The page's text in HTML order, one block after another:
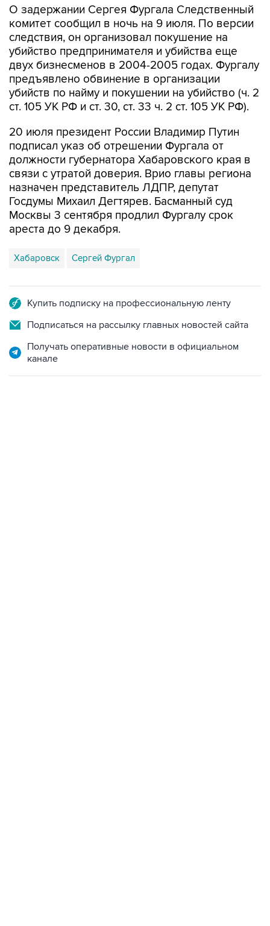
О задержании Сергея Фургала Следственный
комитет сообщил в ночь на 9 июля. По версии
следствия, он организовал покушение на
убийство предпринимателя и убийства еще
двух бизнесменов в 2004-2005 годах. Фургалу
предъявлено обвинение в организации
убийств по найму и покушении на убийство (ч. 2
ст. 105 УК РФ и ст. 30, ст. 33 ч. 2 ст. 105 УК РФ).
20 июля президент России Владимир Путин
подписал указ об отрешении Фургала от
должности губернатора Хабаровского края в
связи с утратой доверия. Врио главы региона
назначен представитель ЛДПР, депутат
Госдумы Михаил Дегтярев. Басманный суд
Москвы 3 сентября продлил Фургалу срок
ареста до 9 декабря.
Хабаровск Сергей Фургал
Купить подписку на профессиональную ленту
Подписаться на рассылку главных новостей сайта
Получать оперативные новости в официальном
канале